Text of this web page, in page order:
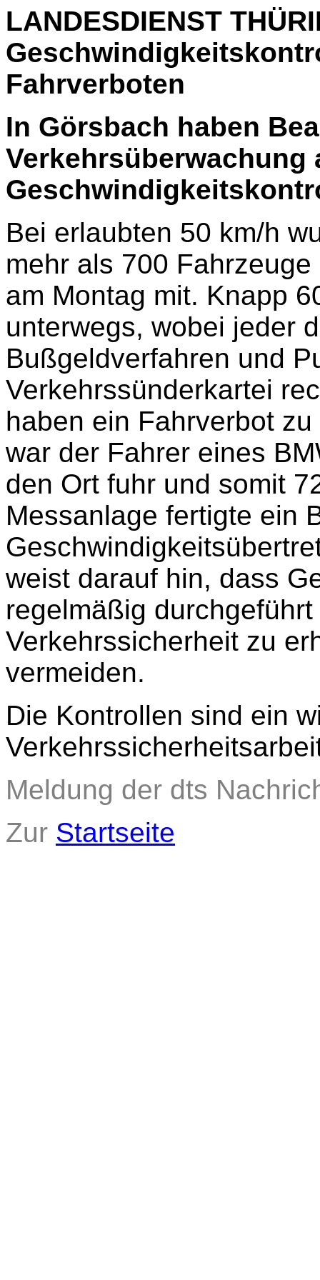
LANDESDIENST
Fahrverboten
In Görsbach haben
Verkehrsüberwachung
Bei erlaubten 50 km/h
mehr als 700
am Montag mit. Knapp
unterwegs, wobei jeder
Bußgeldverfahren und
Verkehrssünderkartei
haben ein Fahrverbot
war der Fahrer eines
den Ort fuhr und somit
Messanlage fertigte ein
weist darauf hin, dass
regelmäßig
Verkehrssicherheit zu
vermeiden.
Die Kontrollen sind ein
Meldung der dts
Zur Startseite